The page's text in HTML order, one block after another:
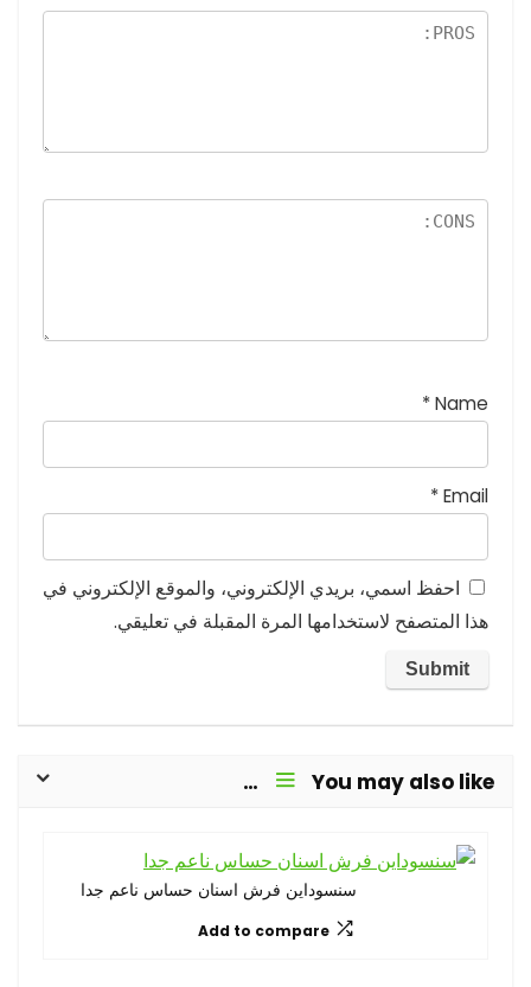
نج
Name
*
Email
*
احفظ اسمي، بريدي الإلكتروني، والموقع الإلكتروني في
هذا المتصفح لاستخدامها المرة المقبلة في تعليقي.
You may also like…
سنسوداين فرش اسنان حساس ناعم جدا
Add to compare